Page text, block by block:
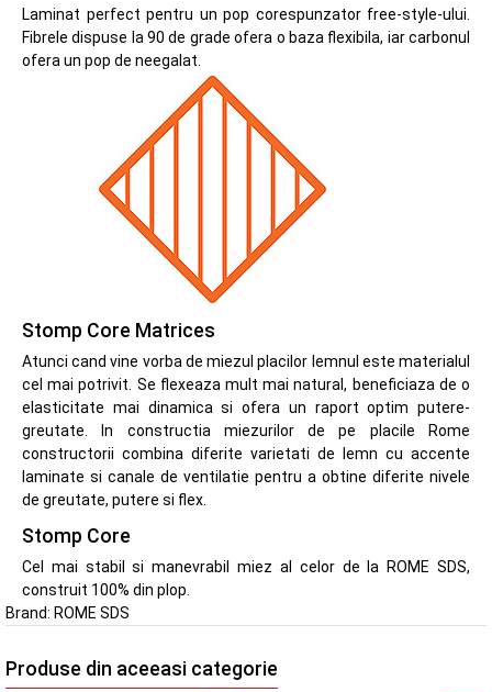
Laminat perfect pentru un pop corespunzator free-style-ului.
Fibrele dispuse la 90 de grade ofera o baza flexibila, iar carbonul
ofera un pop de neegalat.
Stomp Core Matrices
Atunci cand vine vorba de miezul placilor lemnul este materialul
cel mai potrivit. Se flexeaza mult mai natural, beneficiaza de o
elasticitate mai dinamica si ofera un raport optim putere-
greutate. In constructia miezurilor de pe placile Rome
constructorii combina diferite varietati de lemn cu accente
laminate si canale de ventilatie pentru a obtine diferite nivele
de greutate, putere si flex.
Stomp Core
Cel mai stabil si manevrabil miez al celor de la ROME SDS,
construit 100% din plop.
Brand: ROME SDS
Produse din aceeasi categorie